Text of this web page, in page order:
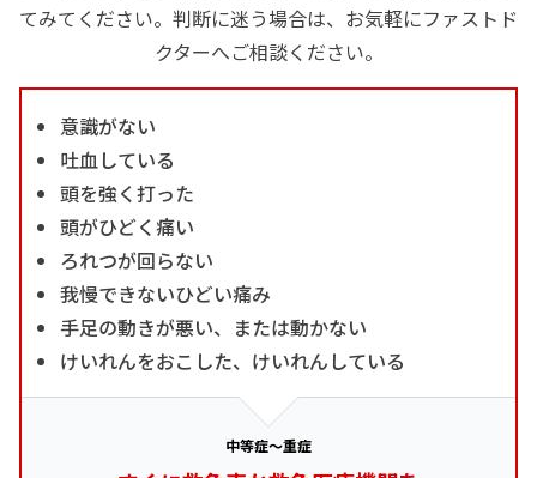
てみてください。判断に迷う場合は、お気軽にファストド
クターへご相談ください。
意識がない
吐血している
頭を強く打った
頭がひどく痛い
ろれつが回らない
我慢できないひどい痛み
手足の動きが悪い、または動かない
けいれんをおこした、けいれんしている
中等症～重症